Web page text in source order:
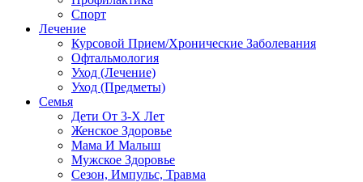
Спорт
Лечение
Курсовой Прием/Хронические Заболевания
Офтальмология
Уход (Лечение)
Уход (Предметы)
Семья
Дети От 3-Х Лет
Женское Здоровье
Мама И Малыш
Мужское Здоровье
Сезон, Импульс, Травма